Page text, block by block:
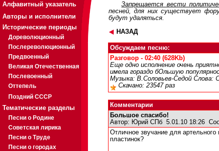
Алфавитный указатель
Авторы и исполнители
Исторические периоды
Дореволюционный
Послереволюционный
Предвоенный
Великая Отечественная
Послевоенный
Оттепель
Поздний СССР
Тематические разделы
Песни о Родине
Советская лирика
Песни о Труде
Песни о городах
Запрещается вести
песней, для них существует
будут удаляться.
НАЗАД
Обсуждаем песню:
Разговор - 02:40 (628Kb)
Еще одно исполнение очень
имела гораздо бОльшую
Музыка: В.Соловьев-Седой Слова:
Скачано: 23547 раз
Комментарии
Большое спасибо!
Автор: Юрий СПб 5.01.10 18:26
Отличное звучание для
пластинок?